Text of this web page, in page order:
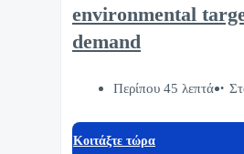
environmental
demand
Περίπου 45 λεπτά
Κοιτάξτε τώρα